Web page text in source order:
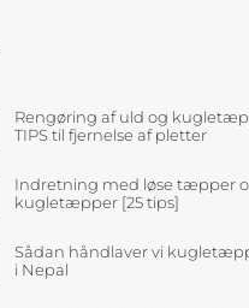
Rengøring af uld og
TIPS til fjernelse af pletter
Indretning med løse tæpper
kugletæpper [25 tips]
Sådan håndlaver vi
i Nepal